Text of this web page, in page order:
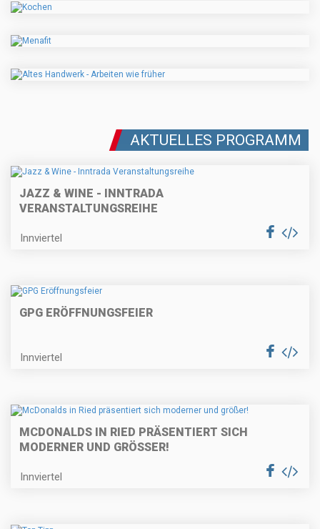
AKTUELLES PROGRAMM
JAZZ & WINE - INNTRADA
VERANSTALTUNGSREIHE
Innviertel
GPG ERÖFFNUNGSFEIER
Innviertel
MCDONALDS IN RIED PRÄSENTIERT SICH
MODERNER UND GRÖSSER!
Innviertel